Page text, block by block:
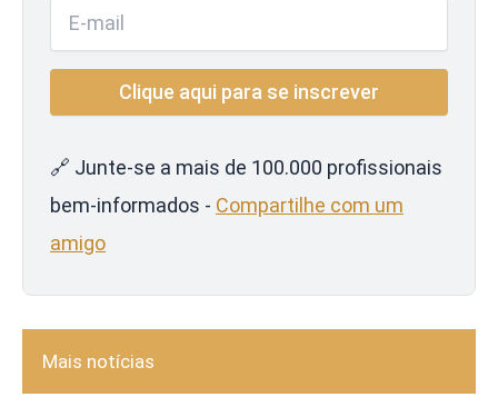
🔗 Junte-se a mais de 100.000 profissionais
bem-informados - Compartilhe com um
amigo
Mais notícias